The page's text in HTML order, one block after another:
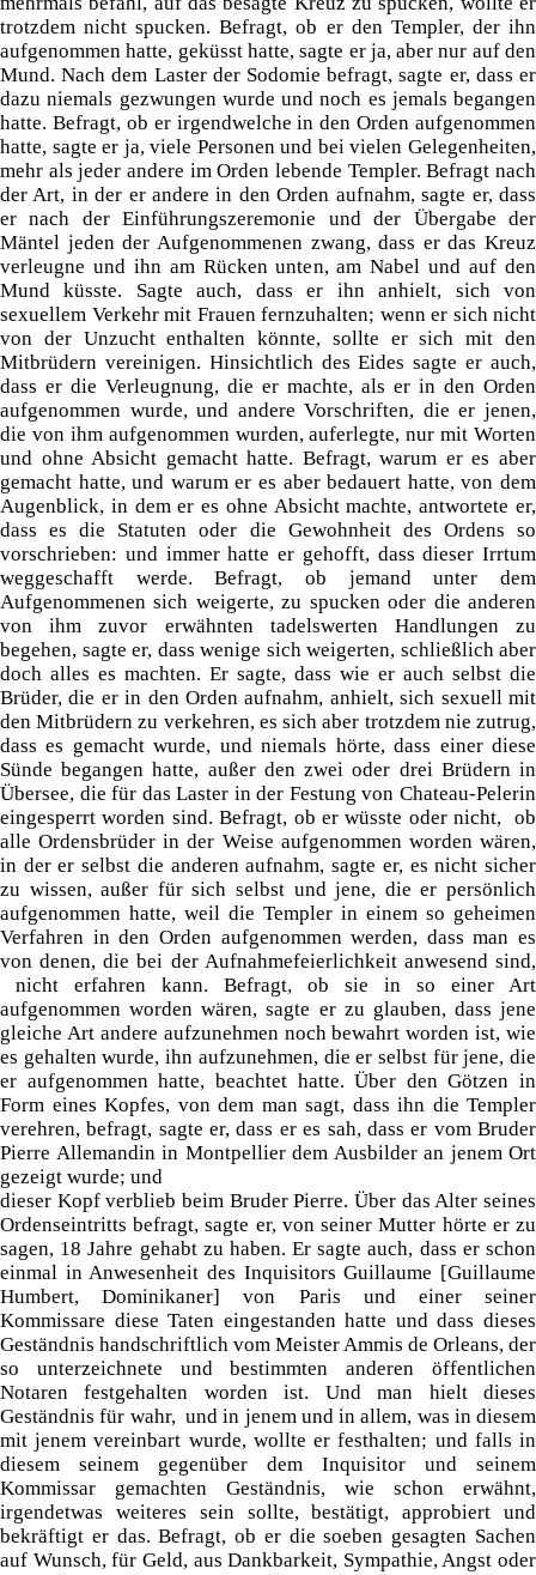
trotzdem nicht spucken. Befragt, ob er den Templer, der ihn
aufgenommen hatte, geküsst hatte, sagte er ja, aber nur auf den
Mund. Nach dem Laster der Sodomie befragt, sagte er, dass er
dazu niemals gezwungen wurde und noch es jemals begangen
hatte. Befragt, ob er irgendwelche in den Orden aufgenommen
hatte, sagte er ja, viele Personen und bei vielen Gelegenheiten,
mehr als jeder andere im Orden lebende Templer. Befragt nach
der Art, in der er andere in den Orden aufnahm, sagte er, dass
er nach der Einführungszeremonie und der Übergabe der
Mäntel jeden der Aufgenommenen zwang, dass er das Kreuz
verleugne und ihn am Rücken unten, am Nabel und auf den
Mund küsste. Sagte auch, dass er ihn anhielt, sich von
sexuellem Verkehr mit Frauen fernzuhalten; wenn er sich nicht
von der Unzucht enthalten könnte, sollte er sich mit den
Mitbrüdern vereinigen. Hinsichtlich des Eides sagte er auch,
dass er die Verleugnung, die er machte, als er in den Orden
aufgenommen wurde, und andere Vorschriften, die er jenen,
die von ihm aufgenommen wurden, auferlegte, nur mit Worten
und ohne Absicht gemacht hatte. Befragt, warum er es aber
gemacht hatte, und warum er es aber bedauert hatte, von dem
Augenblick, in dem er es ohne Absicht machte, antwortete er,
dass es die Statuten oder die Gewohnheit des Ordens so
vorschrieben: und immer hatte er gehofft, dass dieser Irrtum
weggeschafft werde. Befragt, ob jemand unter dem
Aufgenommenen sich weigerte, zu spucken oder die anderen
von ihm zuvor erwähnten tadelswerten Handlungen zu
begehen, sagte er, dass wenige sich weigerten, schließlich aber
doch alles es machten. Er sagte, dass wie er auch selbst die
Brüder, die er in den Orden aufnahm, anhielt, sich sexuell mit
den Mitbrüdern zu verkehren, es sich aber trotzdem nie zutrug,
dass es gemacht wurde, und niemals hörte, dass einer diese
Sünde begangen hatte, außer den zwei oder drei Brüdern in
Übersee, die für das Laster in der Festung von Chateau-Pelerin
eingesperrt worden sind. Befragt, ob er wüsste oder nicht, ob
alle Ordensbrüder in der Weise aufgenommen worden wären,
in der er selbst die anderen aufnahm, sagte er, es nicht sicher
zu wissen, außer für sich selbst und jene, die er persönlich
aufgenommen hatte, weil die Templer in einem so geheimen
Verfahren in den Orden aufgenommen werden, dass man es
von denen, die bei der Aufnahmefeierlichkeit anwesend sind,
nicht erfahren kann. Befragt, ob sie in so einer Art
aufgenommen worden wären, sagte er zu glauben, dass jene
gleiche Art andere aufzunehmen noch bewahrt worden ist, wie
es gehalten wurde, ihn aufzunehmen, die er selbst für jene, die
er aufgenommen hatte, beachtet hatte. Über den Götzen in
Form eines Kopfes, von dem man sagt, dass ihn die Templer
verehren, befragt, sagte er, dass er es sah, dass er vom Bruder
Pierre Allemandin in Montpellier dem Ausbilder an jenem Ort
gezeigt wurde; und
dieser Kopf verblieb beim Bruder Pierre. Über das Alter seines
Ordenseintritts befragt, sagte er, von seiner Mutter hörte er zu
sagen, 18 Jahre gehabt zu haben. Er sagte auch, dass er schon
einmal in Anwesenheit des Inquisitors Guillaume [Guillaume
Humbert, Dominikaner] von Paris und einer seiner
Kommissare diese Taten eingestanden hatte und dass dieses
Geständnis handschriftlich vom Meister Ammis de Orleans, der
so unterzeichnete und bestimmten anderen öffentlichen
Notaren festgehalten worden ist. Und man hielt dieses
Geständnis für wahr, und in jenem und in allem, was in diesem
mit jenem vereinbart wurde, wollte er festhalten; und falls in
diesem seinem gegenüber dem Inquisitor und seinem
Kommissar gemachten Geständnis, wie schon erwähnt,
irgendetwas weiteres sein sollte, bestätigt, approbiert und
bekräftigt er das. Befragt, ob er die soeben gesagten Sachen
auf Wunsch, für Geld, aus Dankbarkeit, Sympathie, Angst oder